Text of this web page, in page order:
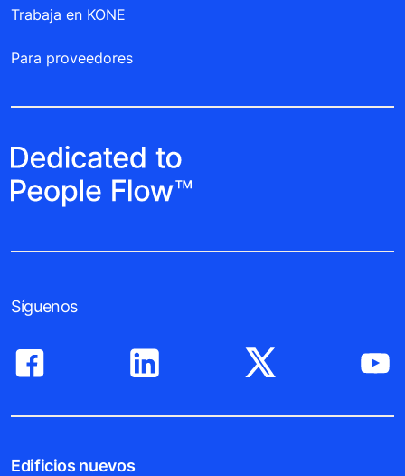
Trabaja en KONE
Para proveedores
Síguenos
Edificios nuevos